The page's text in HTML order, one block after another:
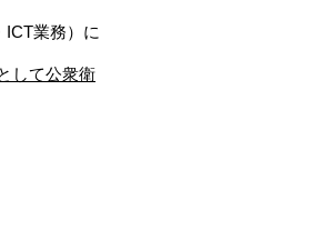
業務）に
して公衆衛